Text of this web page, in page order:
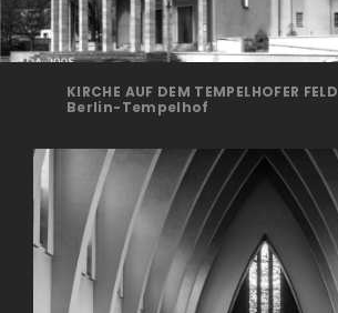
KIRCHE AUF DEM TEMPELHOFER FELD
Berlin-Tempelhof